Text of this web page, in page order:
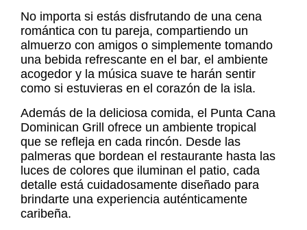
No importa si estás disfrutando de una cena
romántica con tu pareja, compartiendo un
almuerzo con amigos o simplemente tomando
una bebida refrescante en el bar, el ambiente
acogedor y la música suave te harán sentir
como si estuvieras en el corazón de la isla.
Además de la deliciosa comida, el Punta Cana
Dominican Grill ofrece un ambiente tropical
que se refleja en cada rincón. Desde las
palmeras que bordean el restaurante hasta las
luces de colores que iluminan el patio, cada
detalle está cuidadosamente diseñado para
brindarte una experiencia auténticamente
caribeña.